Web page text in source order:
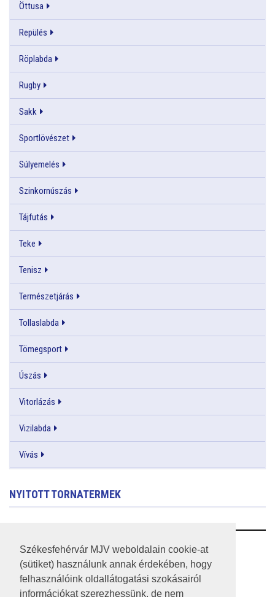
Székesfehérvár MJV weboldalain cookie-at
(sütiket) használunk annak érdekében, hogy
felhasználóink oldallátogatási szokásairól
információkat szerezhessünk, de nem
Öttusa
Repülés
Röplabda
Rugby
Sakk
Sportlövészet
Súlyemelés
Szinkornúszás
Tájfutás
Teke
Tenisz
Természetjárás
Tollaslabda
Tömegsport
Úszás
Vitorlázás
Vizilabda
Vívás
NYITOTT TORNATERMEK
RSS
A HONLAP 2017.03.31-I ÁLLAPOTA